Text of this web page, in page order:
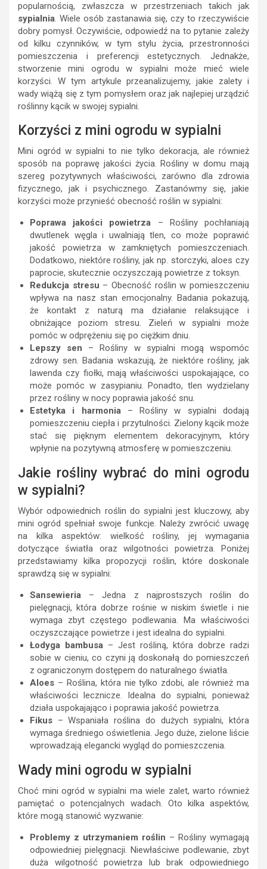
popularnością, zwłaszcza w przestrzeniach takich jak
sypialnia. Wiele osób zastanawia się, czy to rzeczywiście
dobry pomysł. Oczywiście, odpowiedź na to pytanie zależy
od kilku czynników, w tym stylu życia, przestronności
pomieszczenia i preferencji estetycznych. Jednakże,
stworzenie mini ogrodu w sypialni może mieć wiele
korzyści. W tym artykule przeanalizujemy, jakie zalety i
wady wiążą się z tym pomysłem oraz jak najlepiej urządzić
roślinny kącik w swojej sypialni.
Korzyści z mini ogrodu w sypialni
Mini ogród w sypialni to nie tylko dekoracja, ale również
sposób na poprawę jakości życia. Rośliny w domu mają
szereg pozytywnych właściwości, zarówno dla zdrowia
fizycznego, jak i psychicznego. Zastanówmy się, jakie
korzyści może przynieść obecność roślin w sypialni:
Poprawa jakości powietrza – Rośliny pochłaniają
dwutlenek węgla i uwalniają tlen, co może poprawić
jakość powietrza w zamkniętych pomieszczeniach.
Dodatkowo, niektóre rośliny, jak np. storczyki, aloes czy
paprocie, skutecznie oczyszczają powietrze z toksyn.
Redukcja stresu – Obecność roślin w pomieszczeniu
wpływa na nasz stan emocjonalny. Badania pokazują,
że kontakt z naturą ma działanie relaksujące i
obniżające poziom stresu. Zieleń w sypialni może
pomóc w odprężeniu się po ciężkim dniu.
Lepszy sen – Rośliny w sypialni mogą wspomóc
zdrowy sen. Badania wskazują, że niektóre rośliny, jak
lawenda czy fiołki, mają właściwości uspokajające, co
może pomóc w zasypianiu. Ponadto, tlen wydzielany
przez rośliny w nocy poprawia jakość snu.
Estetyka i harmonia– Rośliny w sypialni dodają
pomieszczeniu ciepła i przytulności. Zielony kącik może
stać się pięknym elementem dekoracyjnym, który
wpłynie na pozytywną atmosferę w pomieszczeniu.
Jakie rośliny wybrać do mini ogrodu
w sypialni?
Wybór odpowiednich roślin do sypialni jest kluczowy, aby
mini ogród spełniał swoje funkcje. Należy zwrócić uwagę
na kilka aspektów: wielkość rośliny, jej wymagania
dotyczące światła oraz wilgotności powietrza. Poniżej
przedstawiamy kilka propozycji roślin, które doskonale
sprawdzą się w sypialni:
Sansewieria – Jedna z najprostszych roślin do
pielęgnacji, która dobrze rośnie w niskim świetle i nie
wymaga zbyt częstego podlewania. Ma właściwości
oczyszczające powietrze i jest idealna do sypialni.
Łodyga bambusa – Jest rośliną, która dobrze radzi
sobie w cieniu, co czyni ją doskonałą do pomieszczeń
z ograniczonym dostępem do naturalnego światła.
Aloes – Roślina, która nie tylko zdobi, ale również ma
właściwości lecznicze. Idealna do sypialni, ponieważ
działa uspokajająco i poprawia jakość powietrza.
Fikus – Wspaniała roślina do dużych sypialni, która
wymaga średniego oświetlenia. Jego duże, zielone liście
wprowadzają elegancki wygląd do pomieszczenia.
Wady mini ogrodu w sypialni
Choć mini ogród w sypialni ma wiele zalet, warto również
pamiętać o potencjalnych wadach. Oto kilka aspektów,
które mogą stanowić wyzwanie:
Problemy z utrzymaniem roślin – Rośliny wymagają
odpowiedniej pielęgnacji. Niewłaściwe podlewanie, zbyt
duża wilgotność powietrza lub brak odpowiedniego